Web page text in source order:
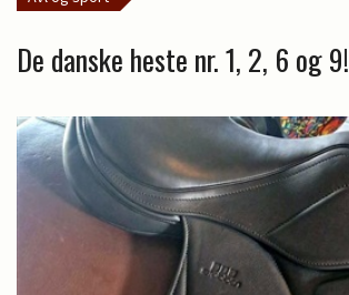
De danske heste nr. 1, 2, 6 og 9!